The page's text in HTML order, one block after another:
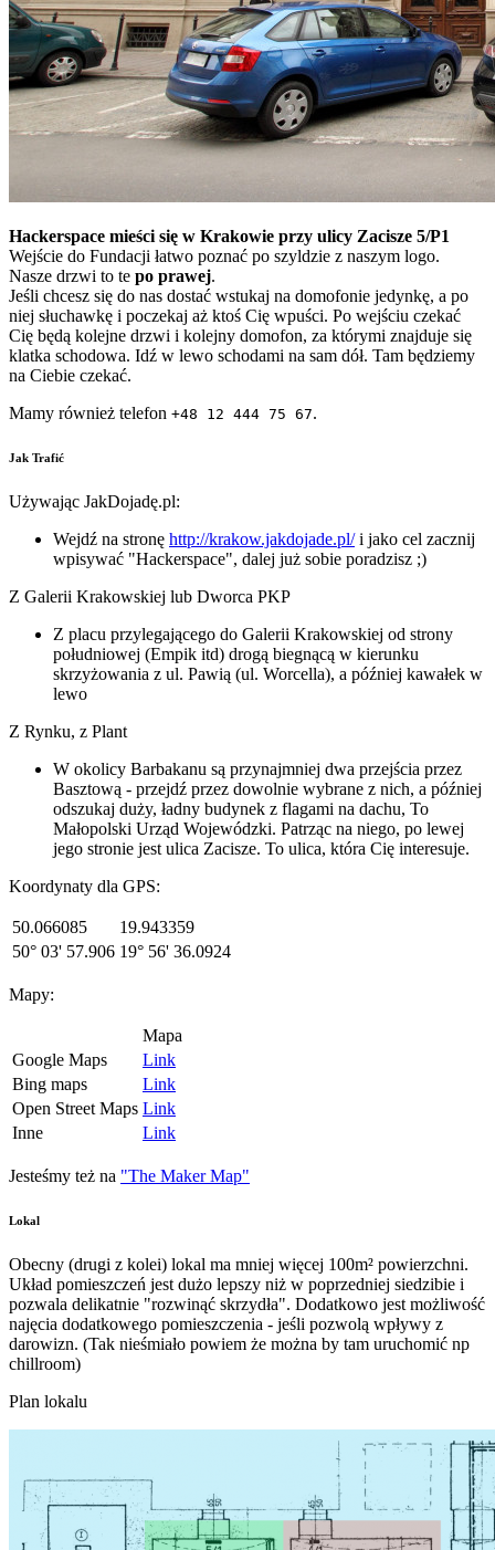
Hackerspace mieści się w Krakowie przy ulicy Zacisze 5/P1
Wejście do Fundacji łatwo poznać po szyldzie z naszym logo.
Nasze drzwi to te po prawej.
Jeśli chcesz się do nas dostać wstukaj na domofonie jedynkę, a po
niej słuchawkę i poczekaj aż ktoś Cię wpuści. Po wejściu czekać
Cię będą kolejne drzwi i kolejny domofon, za którymi znajduje się
klatka schodowa. Idź w lewo schodami na sam dół. Tam będziemy
na Ciebie czekać.
Mamy również telefon +48 12 444 75 67.
Jak Trafić
Używając JakDojadę.pl:
Wejdź na stronę http://krakow.jakdojade.pl/i jako cel zacznij
wpisywać "Hackerspace", dalej już sobie poradzisz ;)
Z Galerii Krakowskiej lub Dworca PKP
Z placu przylegającego do Galerii Krakowskiej od strony
południowej (Empik itd) drogą biegnącą w kierunku
skrzyżowania z ul. Pawią (ul. Worcella), a później kawałek w
lewo
Z Rynku, z Plant
W okolicy Barbakanu są przynajmniej dwa przejścia przez
Basztową - przejdź przez dowolnie wybrane z nich, a później
odszukaj duży, ładny budynek z flagami na dachu, To
Małopolski Urząd Wojewódzki. Patrząc na niego, po lewej
jego stronie jest ulica Zacisze. To ulica, która Cię interesuje.
Koordynaty dla GPS:
50.066085
19.943359
50° 03' 57.906 19° 56' 36.0924
Mapy:
Mapa
Google Maps
Link
Bing maps
Link
Open Street Maps Link
Inne
Link
Jesteśmy też na "The Maker Map"
Lokal
Obecny (drugi z kolei) lokal ma mniej więcej 100m² powierzchni.
Układ pomieszczeń jest dużo lepszy niż w poprzedniej siedzibie i
pozwala delikatnie "rozwinąć skrzydła". Dodatkowo jest możliwość
najęcia dodatkowego pomieszczenia - jeśli pozwolą wpływy z
darowizn. (Tak nieśmiało powiem że można by tam uruchomić np
chillroom)
Plan lokalu